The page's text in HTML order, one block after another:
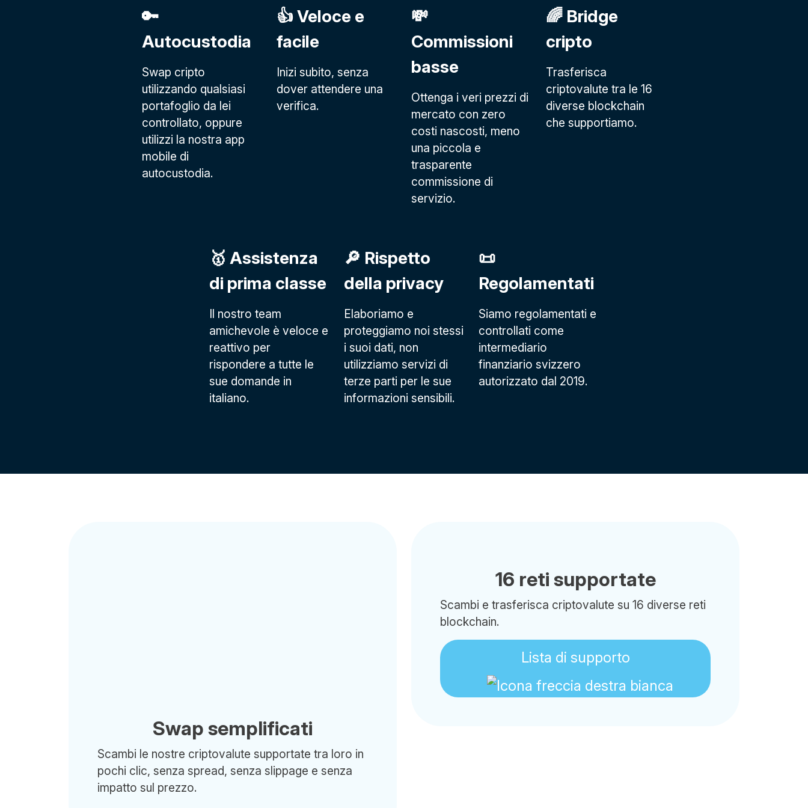
🔑
Autocustodia
Swap cripto
utilizzando qualsiasi
portafoglio da lei
controllato, oppure
utilizzi la nostra app
mobile di
autocustodia.
👍 Veloce e
facile
Inizi subito, senza
dover attendere una
verifica.
💸
Commissioni
basse
Ottenga i veri prezzi di
mercato con zero
costi nascosti, meno
una piccola e
trasparente
commissione di
servizio.
🌈 Bridge
cripto
Trasferisca
criptovalute tra le 16
diverse blockchain
che supportiamo.
🥇 Assistenza
di prima classe
Il nostro team
amichevole è veloce e
reattivo per
rispondere a tutte le
sue domande in
italiano.
🔎 Rispetto
della privacy
Elaboriamo e
proteggiamo noi stessi
i suoi dati, non
utilizziamo servizi di
terze parti per le sue
informazioni sensibili.
📜
Regolamentati
Siamo regolamentati e
controllati come
intermediario
finanziario svizzero
autorizzato dal 2019.
Swap semplificati
Scambi le nostre criptovalute supportate tra loro in
pochi clic, senza spread, senza slippage e senza
impatto sul prezzo.
16 reti supportate
Scambi e trasferisca criptovalute su 16 diverse reti
blockchain.
Lista di supporto